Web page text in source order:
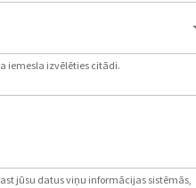
iemesla izvēlēties citādi.
jūsu datus viņu informācijas sistēmās,